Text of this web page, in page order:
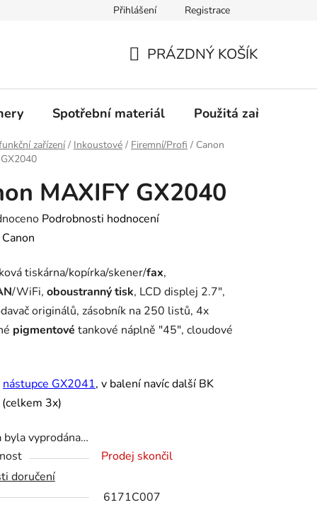
Aktuality Ochrana osobních údajů
Přihlášení Registrace
KOŠÍK
PRÁZDNÝ KOŠÍK
Spotřební materiál Použitá zařízení
zařízení / Inkoustové / Firemní/Profi / Canon
MAXIFY GX2040
Podrobnosti hodnocení
Canon
tiskárna/kopírka/skener/fax,
/WiFi, oboustranný tisk, LCD displej 2.7",
originálů, zásobník na 250 listů, 4x
pigmentové tankové náplně "45", cloudové
nástupce GX2041, v balení navíc další BK
3x)
byla vyprodána…
Prodej skončil
doručení
6171C007